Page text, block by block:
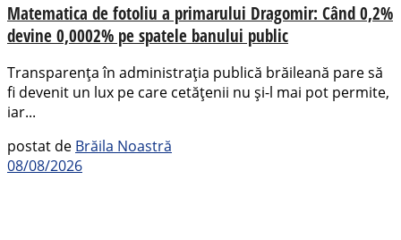
Matematica de fotoliu a primarului Dragomir: Când 0,2%
devine 0,0002% pe spatele banului public
Transparența în administrația publică brăileană pare să
fi devenit un lux pe care cetățenii nu și-l mai pot permite,
iar...
postat de Brăila Noastră
08/08/2026